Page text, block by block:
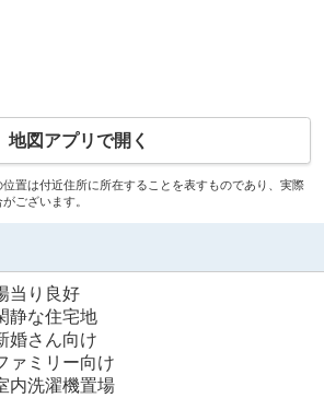
地図アプリで開く
置は付近住所に所在することを表すものであり、実際
ございます。
当り良好
静な住宅地
婚さん向け
ァミリー向け
内洗濯機置場